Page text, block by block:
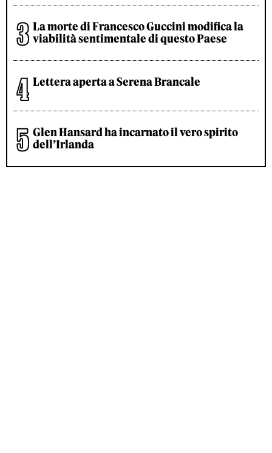
La morte di Francesco Guccini modifica la
viabilità sentimentale di questo Paese
Lettera aperta a Serena Brancale
Glen Hansard ha incarnato il vero spirito
dell’Irlanda